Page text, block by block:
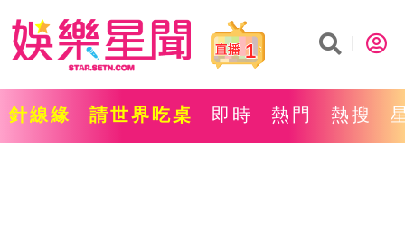
1
針線緣 請世界吃桌 即時 熱門 熱搜